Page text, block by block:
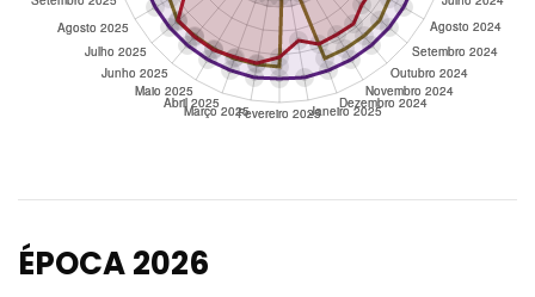
ÉPOCA 2026